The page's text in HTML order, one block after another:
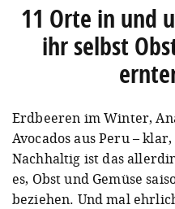
11 Orte in und
ihr selbst
Erdbeeren im Winter,
Avocados aus Peru –
Nachhaltig ist das
es, Obst und Gemüse
beziehen. Und mal